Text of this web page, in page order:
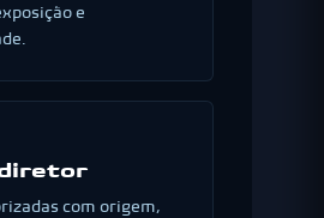
e
diretor
com origem,